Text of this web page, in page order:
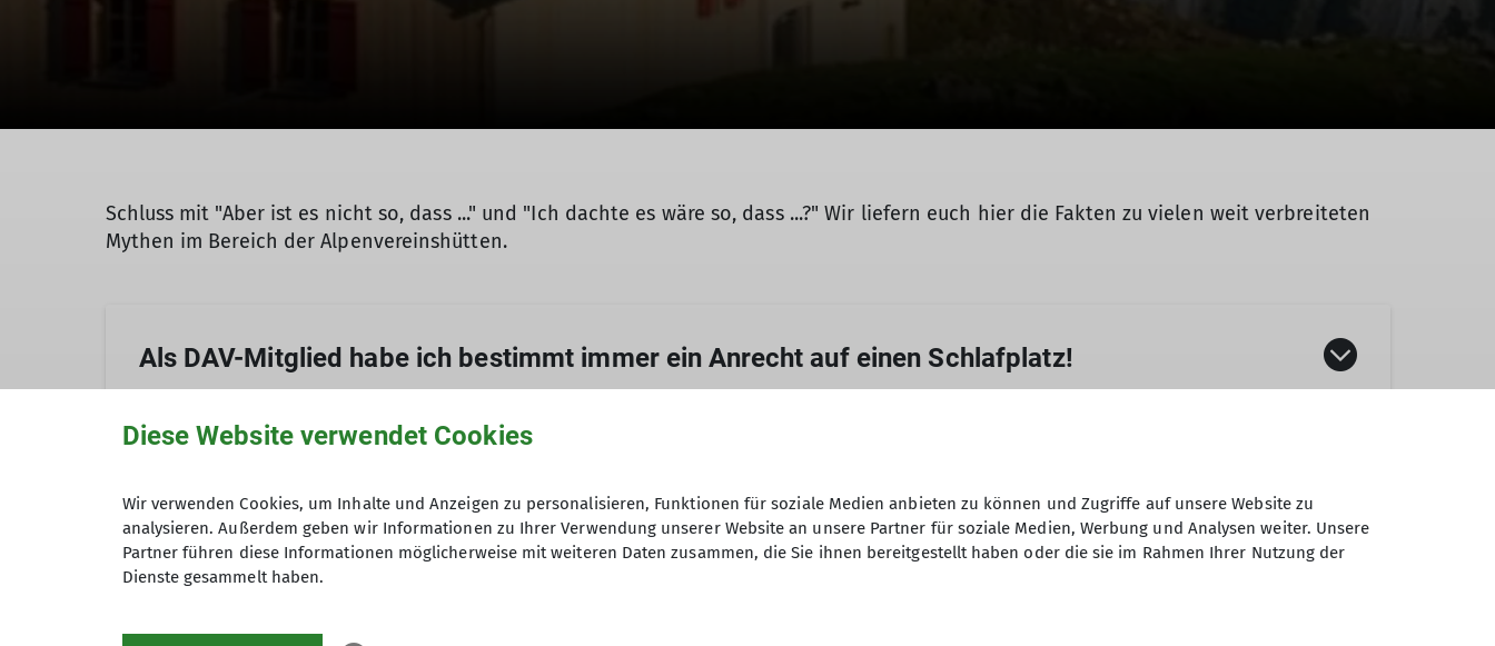
Schluss mit "Aber ist es nicht so, dass ..." und "Ich dachte es wäre so, dass ...?" Wir liefern euch hier die Fakten zu vielen weit verbreiteten
Mythen im Bereich der Alpenvereinshütten.
Als DAV-Mitglied habe ich bestimmt immer ein Anrecht auf einen Schlafplatz!
Als DAV-Mitglied hat man in Bezug auf Hütten folgende Vorteile:
günstigere Übernachtung auf den über 2000 Alpenvereinshütten der Vereine, die das Gegenrecht unterzeichnet haben
günstigeres Bergsteigeressen
Vor allem prominente Hütten sind in der Hochsaison (Ferien, Sommerzeit) bereits frühzeitig ausgebucht. Doch auch viele eher
Diese Website verwendet Cookies
Wir verwenden Cookies, um Inhalte und Anzeigen zu personalisieren, Funktionen für soziale Medien anbieten zu können und Zugriffe auf unsere Website zu
analysieren. Außerdem geben wir Informationen zu Ihrer Verwendung unserer Website an unsere Partner für soziale Medien, Werbung und Analysen weiter. Unsere
Partner führen diese Informationen möglicherweise mit weiteren Daten zusammen, die Sie ihnen bereitgestellt haben oder die sie im Rahmen Ihrer Nutzung der
Dienste gesammelt haben.